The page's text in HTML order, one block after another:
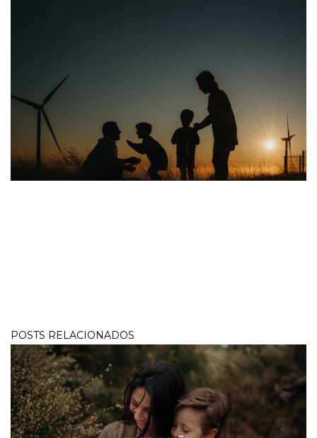
POSTS RELACIONADOS